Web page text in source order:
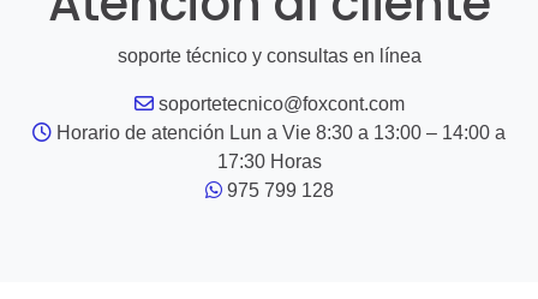
soporte técnico y consultas en línea
soportetecnico@foxcont.com
Horario de atención Lun a Vie 8:30 a 13:00 – 14:00 a
17:30 Horas
975 799 128